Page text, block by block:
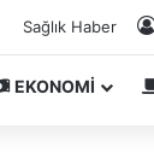
Sağlık Haber
EKONOMİ